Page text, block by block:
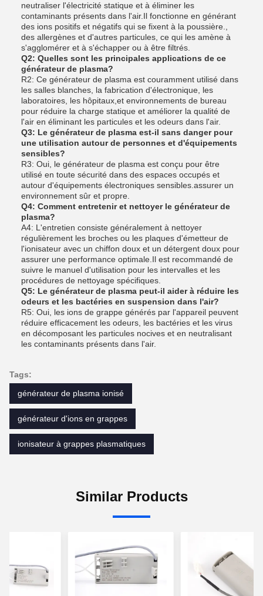
neutraliser l'électricité statique et à éliminer les
contaminants présents dans l'air.Il fonctionne en générant
des ions positifs et négatifs qui se fixent à la poussière.,
des allergènes et d'autres particules, ce qui les amène à
s'agglomérer et à s'échapper ou à être filtrés.
Q2: Quelles sont les principales applications de ce
générateur de plasma?
R2: Ce générateur de plasma est couramment utilisé dans
les salles blanches, la fabrication d'électronique, les
laboratoires, les hôpitaux,et environnements de bureau
pour réduire la charge statique et améliorer la qualité de
l'air en éliminant les particules et les odeurs dans l'air.
Q3: Le générateur de plasma est-il sans danger pour
une utilisation autour de personnes et d'équipements
sensibles?
R3: Oui, le générateur de plasma est conçu pour être
utilisé en toute sécurité dans des espaces occupés et
autour d'équipements électroniques sensibles.assurer un
environnement sûr et propre.
Q4: Comment entretenir et nettoyer le générateur de
plasma?
A4: L'entretien consiste généralement à nettoyer
régulièrement les broches ou les plaques d'émetteur de
l'ionisateur avec un chiffon doux et un détergent doux pour
assurer une performance optimale.Il est recommandé de
suivre le manuel d'utilisation pour les intervalles et les
procédures de nettoyage spécifiques.
Q5: Le générateur de plasma peut-il aider à réduire les
odeurs et les bactéries en suspension dans l'air?
R5: Oui, les ions de grappe générés par l'appareil peuvent
réduire efficacement les odeurs, les bactéries et les virus
en décomposant les particules nocives et en neutralisant
les contaminants présents dans l'air.
Tags:
générateur de plasma ionisé
générateur d'ions en grappes
ionisateur à grappes plasmatiques
Similar Products